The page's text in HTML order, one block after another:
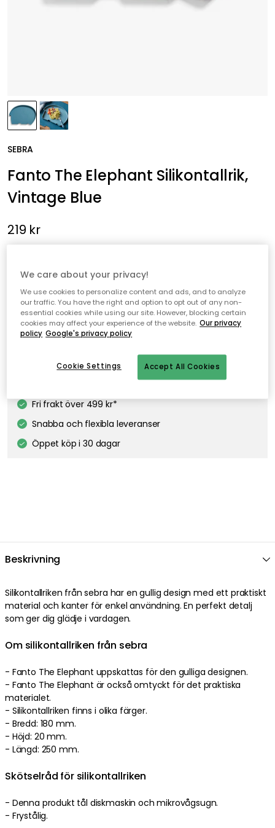
SEBRA
Fanto The Elephant Silikontallrik,
Vintage Blue
219 kr
design med ett praktiskt material och kanter för enkel
användning.
Lägg i varukorgen
I webblager
Fri frakt över 499 kr*
Snabba och flexibla leveranser
Öppet köp i 30 dagar
Beskrivning
Silikontallriken från sebra har en gullig design med ett praktiskt
material och kanter för enkel användning. En perfekt detalj
som ger dig glädje i vardagen.
Om silikontallriken från sebra
- Fanto The Elephant uppskattas för den gulliga designen.
- Fanto The Elephant är också omtyckt för det praktiska
materialet.
- Silikontallriken finns i olika färger.
- Bredd: 180 mm.
- Höjd: 20 mm.
- Längd: 250 mm.
Skötselråd för silikontallriken
- Denna produkt tål diskmaskin och mikrovågsugn.
- Frystålig.
We care about your privacy!
We use cookies to personalize content and ads, and to analyze
our traffic. You have the right and option to opt out of any non-
essential cookies while using our site. However, blocking certain
cookies may affect your experience of the website. Our privacy
policy Google's privacy policy
Accept All Cookies
Cookie Settings